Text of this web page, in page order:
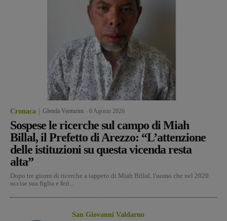
Cronaca Glenda Venturini 6 Agosto 2026
Sospese le ricerche sul campo di Miah
Billal, il Prefetto di Arezzo: “L’attenzione
delle istituzioni su questa vicenda resta
alta”
Dopo tre giorni di ricerche a tappeto di Miah Billal, l'uomo che nel 2020
uccise sua figlia e ferì...
San Giovanni Valdarno